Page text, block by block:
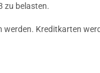
zu belasten.
werden. Kreditkarten